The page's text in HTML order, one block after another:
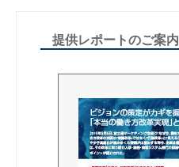
提供レポートのご案内